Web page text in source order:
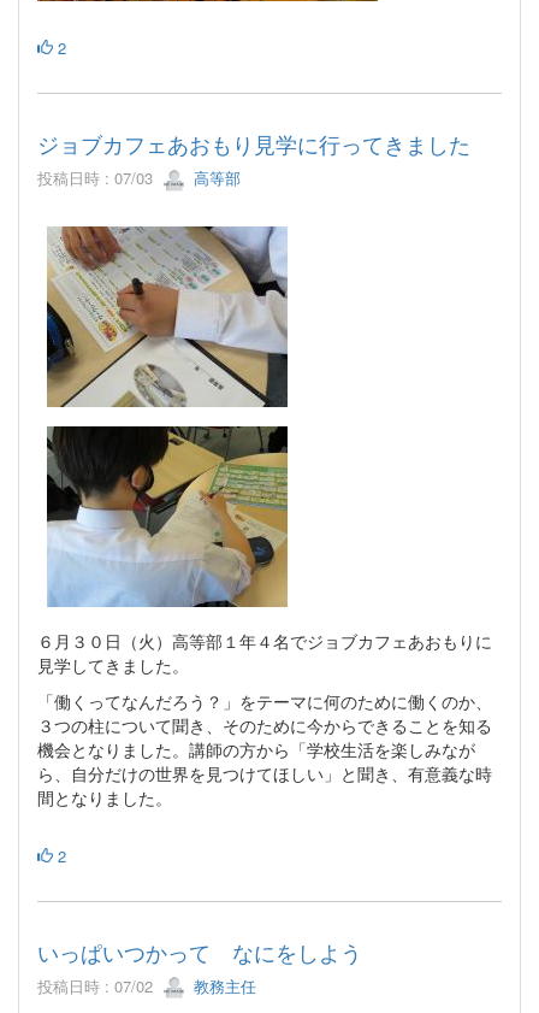
2
ジョブカフェあおもり見学に行ってきました
投稿日時 : 07/03 高等部
６月３０日（火）高等部１年４名でジョブカフェあおもりに
見学してきました。
「働くってなんだろう？」をテーマに何のために働くのか、
３つの柱について聞き、そのために今からできることを知る
機会となりました。講師の方から「学校生活を楽しみなが
ら、自分だけの世界を見つけてほしい」と聞き、有意義な時
間となりました。
2
いっぱいつかって なにをしよう
投稿日時 : 07/02 教務主任